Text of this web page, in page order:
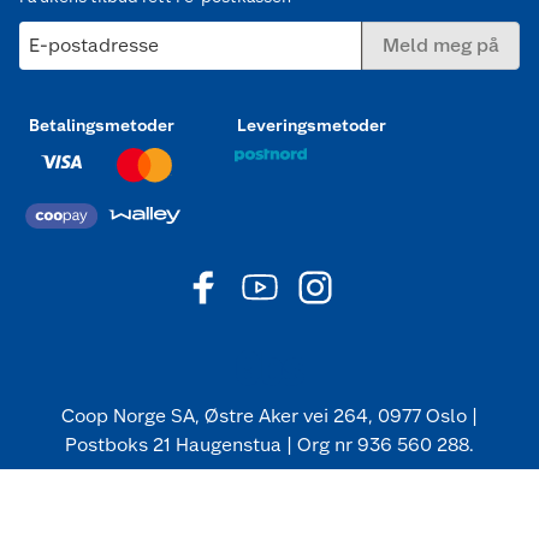
E-postadresse Meld meg på
Betalingsmetoder Leveringsmetoder
Coop Norge SA, Østre Aker vei 264, 0977 Oslo |
Postboks 21 Haugenstua | Org nr 936 560 288.